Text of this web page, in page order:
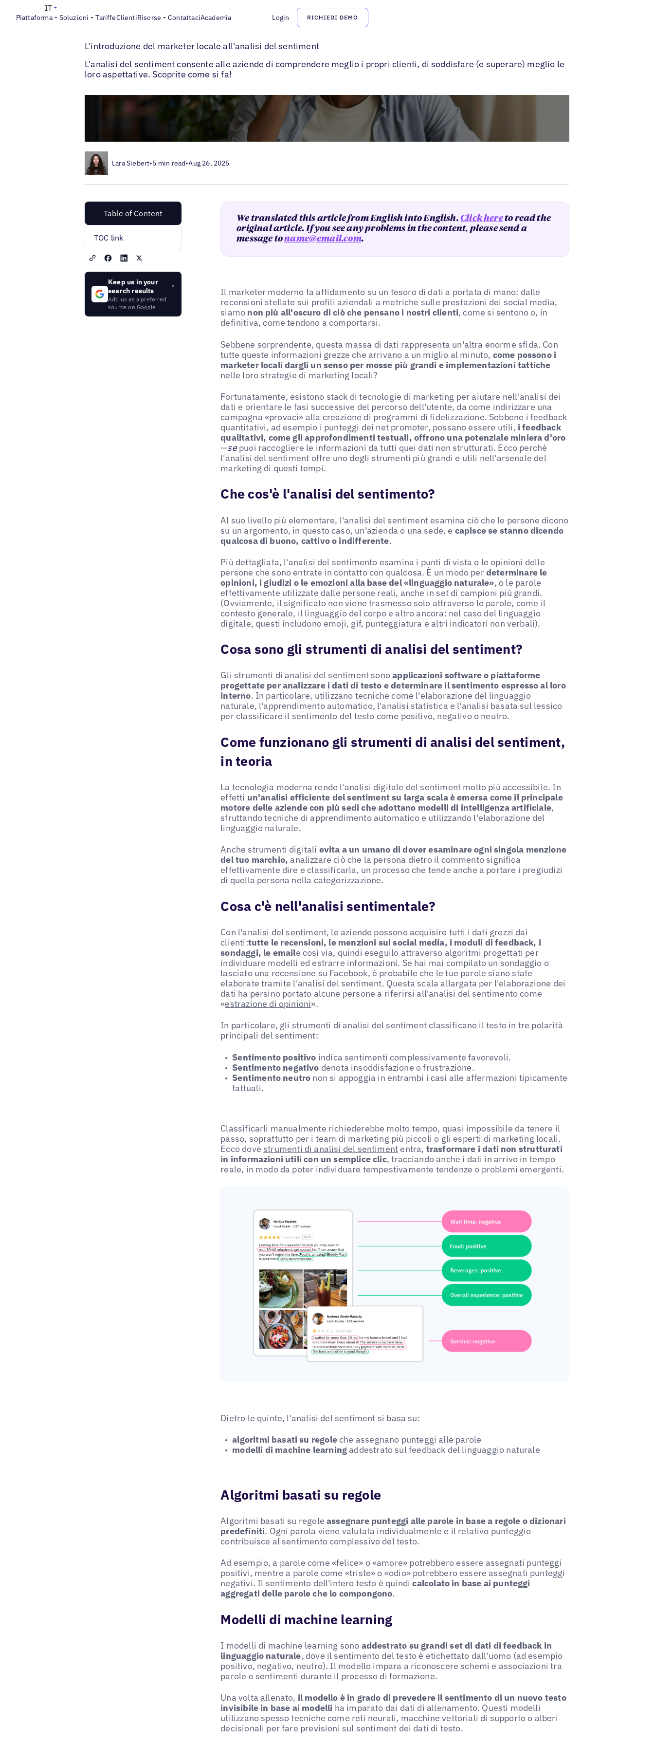
Piattaforma Soluzioni TariffeClientiRisorse ContattaciAcademia Login RICHIEDI DEMO
IT
Blogs> Gestione delle recensioni dei clienti> What Is Sentiment Analysis?
L'introduzione del marketer locale all'analisi del sentiment
L'analisi del sentiment consente alle aziende di comprendere meglio i propri clienti, di soddisfare (e superare) meglio le
loro aspettative. Scoprite come si fa!
Lara Siebert•5 min read•Aug 26, 2025
Table of Content
TOC link
Keep us in your
search results
Add us as a preferred
source on Google
We translated this article from English into English. Click hereto read the
original article. If you see any problems in the content, please send a
message toname@email.com.
Il marketer moderno fa affidamento su un tesoro di dati a portata di mano: dalle
recensioni stellate sui profili aziendali a metriche sulle prestazioni dei social media,
siamo non più all'oscuro di ciò che pensano i nostri clienti, come si sentono o, in
definitiva, come tendono a comportarsi.
Sebbene sorprendente, questa massa di dati rappresenta un'altra enorme sfida. Con
tutte queste informazioni grezze che arrivano a un miglio al minuto, come possono i
marketer locali dargli un senso per mosse più grandi e implementazioni tattiche
nelle loro strategie di marketing locali?
Fortunatamente, esistono stack di tecnologie di marketing per aiutare nell'analisi dei
dati e orientare le fasi successive del percorso dell'utente, da come indirizzare una
campagna «provaci» alla creazione di programmi di fidelizzazione. Sebbene i feedback
quantitativi, ad esempio i punteggi dei net promoter, possano essere utili, i feedback
qualitativi, come gli approfondimenti testuali, offrono una potenziale miniera d'oro
—sepuoi raccogliere le informazioni da tutti quei dati non strutturati. Ecco perché
l'analisi del sentiment offre uno degli strumenti più grandi e utili nell'arsenale del
marketing di questi tempi.
Che cos'è l'analisi del sentimento?
Al suo livello più elementare, l'analisi del sentiment esamina ciò che le persone dicono
su un argomento, in questo caso, un'azienda o una sede, e capisce se stanno dicendo
qualcosa di buono, cattivo o indifferente.
Più dettagliata, l'analisi del sentimento esamina i punti di vista o le opinioni delle
persone che sono entrate in contatto con qualcosa. È un modo perdeterminare le
opinioni, i giudizi o le emozioni alla base del «linguaggio naturale», o le parole
effettivamente utilizzate dalle persone reali, anche in set di campioni più grandi.
(Ovviamente, il significato non viene trasmesso solo attraverso le parole, come il
contesto generale, il linguaggio del corpo e altro ancora: nel caso del linguaggio
digitale, questi includono emoji, gif, punteggiatura e altri indicatori non verbali).
Cosa sono gli strumenti di analisi del sentiment?
Gli strumenti di analisi del sentiment sonoapplicazioni software o piattaforme
progettate per analizzare i dati di testo e determinare il sentimento espresso al loro
interno. In particolare, utilizzano tecniche come l'elaborazione del linguaggio
naturale, l'apprendimento automatico, l'analisi statistica e l'analisi basata sul lessico
per classificare il sentimento del testo come positivo, negativo o neutro.
Come funzionano gli strumenti di analisi del sentiment,
in teoria
La tecnologia moderna rende l'analisi digitale del sentiment molto più accessibile. In
effetti un'analisi efficiente del sentiment su larga scala è emersa come il principale
motore delle aziende con più sedi che adottano modelli di intelligenza artificiale,
sfruttando tecniche di apprendimento automatico e utilizzando l'elaborazione del
linguaggio naturale.
Anche strumenti digitali evita a un umano di dover esaminare ogni singola menzione
del tuo marchio, analizzare ciò che la persona dietro il commento significa
effettivamente dire e classificarla, un processo che tende anche a portare i pregiudizi
di quella persona nella categorizzazione.
Cosa c'è nell'analisi sentimentale?
Con l'analisi del sentiment, le aziende possono acquisire tutti i dati grezzi dai
clienti:tutte le recensioni, le menzioni sui social media, i moduli di feedback, i
sondaggi, le emaile così via, quindi eseguilo attraverso algoritmi progettati per
individuare modelli ed estrarre informazioni. Se hai mai compilato un sondaggio o
lasciato una recensione su Facebook, è probabile che le tue parole siano state
elaborate tramite l'analisi del sentiment. Questa scala allargata per l'elaborazione dei
dati ha persino portato alcune persone a riferirsi all'analisi del sentimento come
«estrazione di opinioni».
In particolare, gli strumenti di analisi del sentiment classificano il testo in tre polarità
principali del sentiment:
Sentimento positivo indica sentimenti complessivamente favorevoli.
Sentimento negativo denota insoddisfazione o frustrazione.
Sentimento neutro non si appoggia in entrambi i casi alle affermazioni tipicamente
fattuali.
Classificarli manualmente richiederebbe molto tempo, quasi impossibile da tenere il
passo, soprattutto per i team di marketing più piccoli o gli esperti di marketing locali.
Ecco dove strumenti di analisi del sentiment entra, trasformare i dati non strutturati
in informazioni utili con un semplice clic, tracciando anche i dati in arrivo in tempo
reale, in modo da poter individuare tempestivamente tendenze o problemi emergenti.
Dietro le quinte, l'analisi del sentiment si basa su:
algoritmi basati su regoleche assegnano punteggi alle parole
modelli di machine learningaddestrato sul feedback del linguaggio naturale
Algoritmi basati su regole
Algoritmi basati su regoleassegnare punteggi alle parole in base a regole o dizionari
predefiniti. Ogni parola viene valutata individualmente e il relativo punteggio
contribuisce al sentimento complessivo del testo.
Ad esempio, a parole come «felice» o «amore» potrebbero essere assegnati punteggi
positivi, mentre a parole come «triste» o «odio» potrebbero essere assegnati punteggi
negativi. Il sentimento dell'intero testo è quindicalcolato in base ai punteggi
aggregati delle parole che lo compongono.
Modelli di machine learning
I modelli di machine learning sono addestrato su grandi set di dati di feedback in
linguaggio naturale, dove il sentimento del testo è etichettato dall'uomo (ad esempio
positivo, negativo, neutro). Il modello impara a riconoscere schemi e associazioni tra
parole e sentimenti durante il processo di formazione.
Una volta allenato, il modello è in grado di prevedere il sentimento di un nuovo testo
invisibile in base ai modelli ha imparato dai dati di allenamento. Questi modelli
utilizzano spesso tecniche come reti neurali, macchine vettoriali di supporto o alberi
decisionali per fare previsioni sul sentiment dei dati di testo.